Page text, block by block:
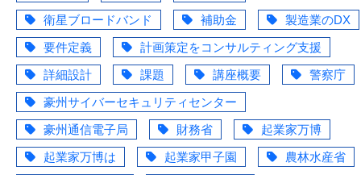
衛星ブロードバンド
補助金
製造業のDX
要件定義
計画策定をコンサルティング支援
詳細設計
課題 講座概要
警察庁
豪州サイバーセキュリティセンター
豪州通信電子局
財務省
起業家万博
起業家万博は
起業家甲子園
農林水産省